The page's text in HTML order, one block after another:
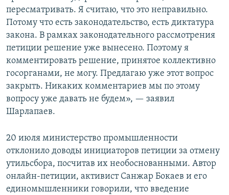
пересматривать. Я считаю, что это неправильно.
Потому что есть законодательство, есть диктатура
закона. В рамках законодательного рассмотрения
петиции решение уже вынесено. Поэтому я
комментировать решение, принятое коллективно
госорганами, не могу. Предлагаю уже этот вопрос
закрыть. Никаких комментариев мы по этому
вопросу уже давать не будем», — заявил
Шарлапаев.
20 июля министерство промышленности
отклонило доводы инициаторов петиции за отмену
утильсбора, посчитав их необоснованными. Автор
онлайн-петиции, активист Санжар Бокаев и его
единомышленники говорили, что введение